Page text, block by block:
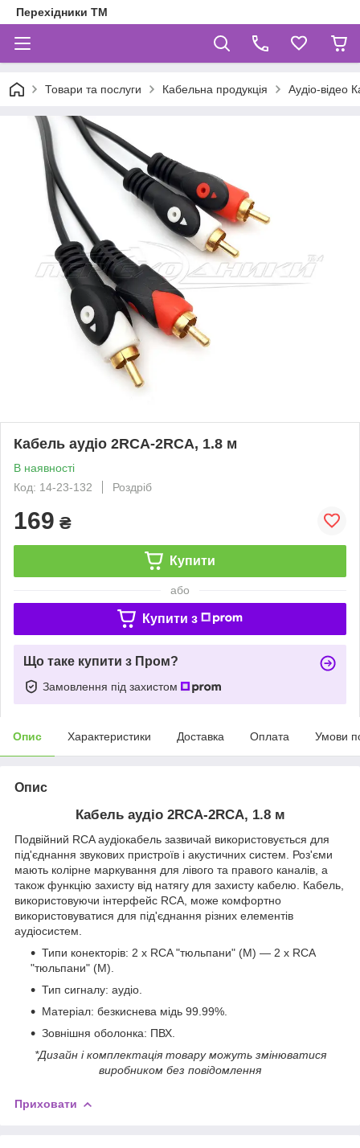
Перехідники ТМ
Товари та послуги Кабельна продукція Аудіо-відео
Кабель аудіо 2RCA-2RCA, 1.8 м
В наявності
Код: 14-23-132
Роздріб
169 ₴
Купити
або
Купити з
Що таке купити з Пром?
Замовлення під захистом
Опис Характеристики Доставка Оплата Умови
Опис
Кабель аудіо 2RCA-2RCA, 1.8 м
Подвійний RCA аудіокабель зазвичай використовується для
під'єднання звукових пристроїв і акустичних систем. Роз'єми
мають колірне маркування для лівого та правого каналів, а
також функцію захисту від натягу для захисту кабелю. Кабель,
використовуючи інтерфейс RCA, може комфортно
використовуватися для під'єднання різних елементів
аудіосистем
Типи конекторів: 2 х RCA "тюльпани" (М) — 2 х RCA
"тюльпани" (M).
Тип сигналу: аудіо.
Матеріал: безкиснева мідь 99.99%.
Зовнішня оболонка: ПВХ.
*Дизайн і комплектація товару можуть змінюватися
виробником без повідомлення
Приховати